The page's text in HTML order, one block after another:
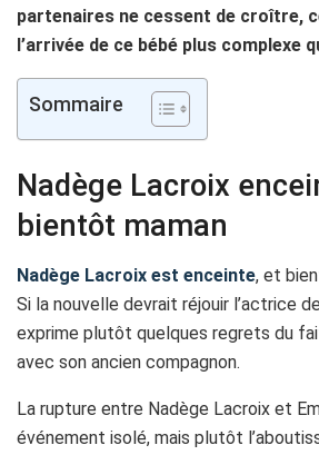
partenaires ne cessent de croître,
l’arrivée de ce bébé plus complexe
Sommaire
Nadège Lacroix
bientôt maman
Nadège Lacroix est enceinte, et
Si la nouvelle devrait réjouir l’actrice
exprime plutôt quelques regrets du
avec son ancien compagnon.
La rupture entre Nadège Lacroix et
événement isolé, mais plutôt